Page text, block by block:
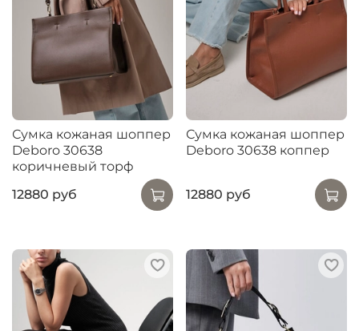
Сумка кожаная шоппер
Deboro 30638
коричневый торф
12880 руб
Сумка кожаная шоппер
Deboro 30638 коппер
12880 руб